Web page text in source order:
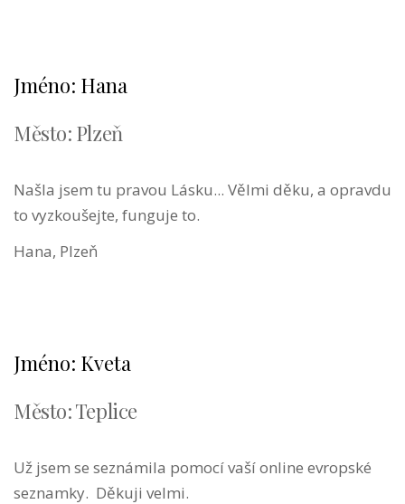
Jméno: Hana
Město: Plzeň
Našla jsem tu pravou Lásku... Vělmi děku, a opravdu
to vyzkoušejte, funguje to.
Hana, Plzeň
Jméno: Kveta
Město: Teplice
Už jsem se seznámila pomocí vaší online evropské
seznamky. Děkuji velmi.